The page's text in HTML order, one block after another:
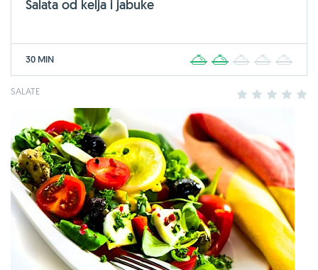
Salata od kelja i jabuke
30 MIN 2 3 4
SALATE 2 3 4